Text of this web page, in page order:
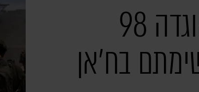
צה"ל: כוחות אוגדה 98
בח'אן